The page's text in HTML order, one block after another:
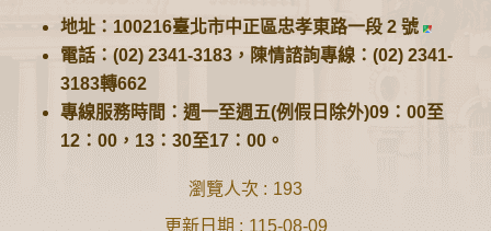
地址：100216臺北市中正區忠孝東路一段 2 號
電話：(02) 2341-3183，陳情諮詢專線：(02) 2341-
3183轉662
專線服務時間：週一至週五(例假日除外)09：00至
12：00，13：30至17：00。
瀏覽人次
193
更新日期
115-08-09